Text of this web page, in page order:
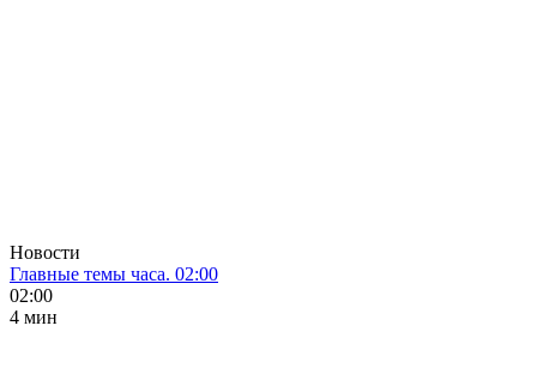
Новости
Главные темы часа. 02:00
02:00
4 мин